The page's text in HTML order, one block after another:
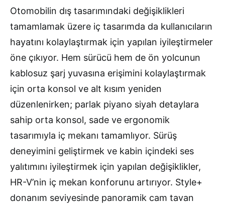
Otomobilin dış tasarımındaki değişiklikleri
tamamlamak üzere iç tasarımda da kullanıcıların
hayatını kolaylaştırmak için yapılan iyileştirmeler
öne çıkıyor. Hem sürücü hem de ön yolcunun
kablosuz şarj yuvasına erişimini kolaylaştırmak
için orta konsol ve alt kısım yeniden
düzenlenirken; parlak piyano siyah detaylara
sahip orta konsol, sade ve ergonomik
tasarımıyla iç mekanı tamamlıyor. Sürüş
deneyimini geliştirmek ve kabin içindeki ses
yalıtımını iyileştirmek için yapılan değişiklikler,
HR-V’nin iç mekan konforunu artırıyor. Style+
donanım seviyesinde panoramik cam tavan